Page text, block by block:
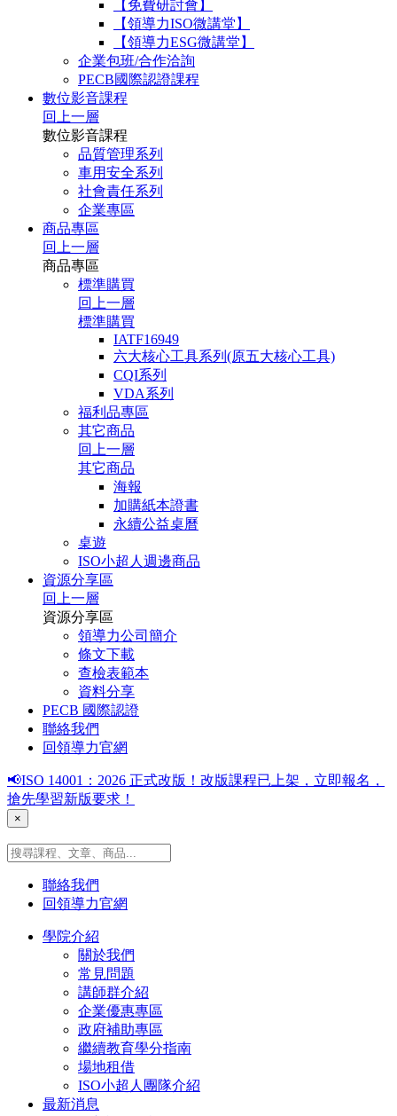
【免費研討會】
【領導力ISO微講堂】
【領導力ESG微講堂】
企業包班/合作洽詢
PECB國際認證課程
數位影音課程
回上一層
數位影音課程
品質管理系列
車用安全系列
社會責任系列
企業專區
商品專區
回上一層
商品專區
標準購買
回上一層
標準購買
IATF16949
六大核心工具系列(原五大核心工具)
CQI系列
VDA系列
福利品專區
其它商品
回上一層
其它商品
海報
加購紙本證書
永續公益桌曆
桌遊
ISO小超人週邊商品
資源分享區
回上一層
資源分享區
領導力公司簡介
條文下載
查檢表範本
資料分享
PECB 國際認證
聯絡我們
回領導力官網
📢ISO 14001：2026 正式改版！改版課程已上架，立即報名，
搶先學習新版要求！
×
聯絡我們
回領導力官網
學院介紹
關於我們
常見問題
講師群介紹
企業優惠專區
政府補助專區
繼續教育學分指南
場地租借
ISO小超人團隊介紹
最新消息